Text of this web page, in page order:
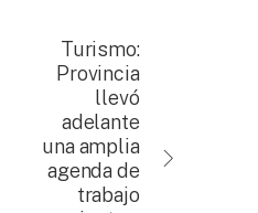
Turismo:
Provincia
llevó
adelante
una amplia
agenda de
trabajo